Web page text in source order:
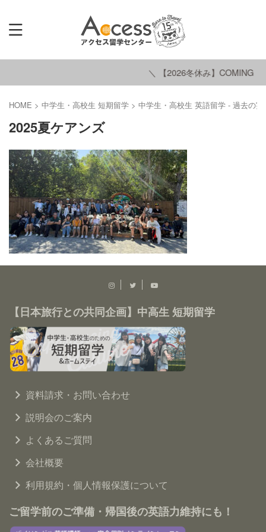
＼ 【2026冬休み】COMING
HOME > 中学生・高校生 短期留学 > 中学生・高校生 英語留学 - 過去の
2025夏ケアンズ
【日本旅行との共同企画】中高生 短期留学
資料請求・お問い合わせ
説明会のご案内
よくあるご質問
会社概要
利用規約・個人情報保護について
ご留学前のご準備・帰国後の英語力維持にも！